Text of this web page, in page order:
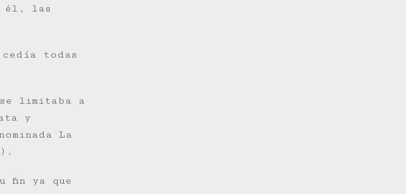
él, las
todas
limitaba a
y
La
fin ya que